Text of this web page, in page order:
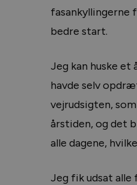
fasankyllingerne
bedre start.
Jeg kan huske et
havde selv
vejrudsigten,
årstiden, og det
alle dagene,
Jeg fik udsat